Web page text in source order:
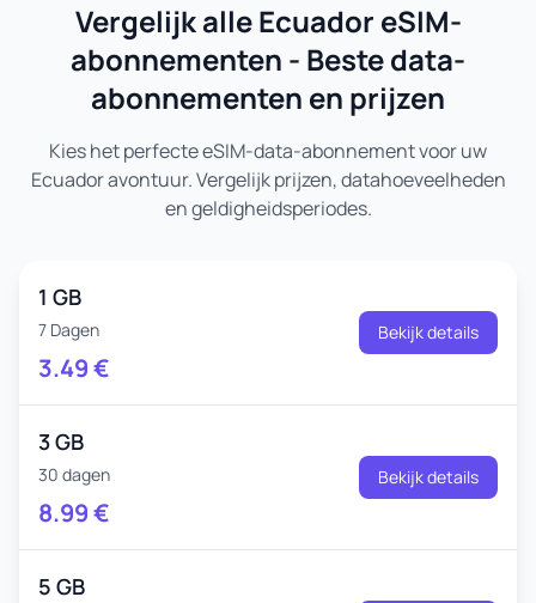
Vergelijk alle Ecuador eSIM-
abonnementen - Beste data-
abonnementen en prijzen
Kies het perfecte eSIM-data-abonnement voor uw
Ecuador avontuur. Vergelijk prijzen, datahoeveelheden
en geldigheidsperiodes.
1 GB
7 Dagen
3.49€
Bekijk details
3 GB
30 dagen
8.99€
Bekijk details
5 GB